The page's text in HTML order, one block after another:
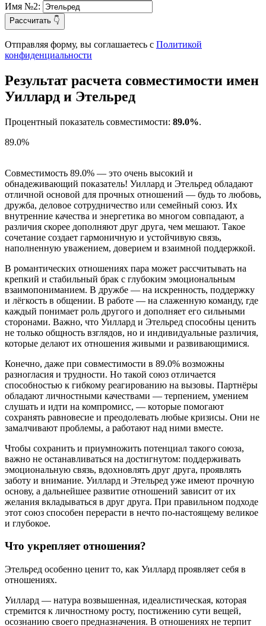
Имя №2:
Рассчитать 👇
Отправляя форму, вы соглашаетесь с Политикой
конфиденциальности
Результат расчета совместимости имен
Уиллард и Этельред
Процентный показатель совместимости: 89.0%.
89.0%
Совместимость 89.0% — это очень высокий и
обнадеживающий показатель! Уиллард и Этельред обладают
отличной основой для прочных отношений — будь то любовь,
дружба, деловое сотрудничество или семейный союз. Их
внутренние качества и энергетика во многом совпадают, а
различия скорее дополняют друг друга, чем мешают. Такое
сочетание создает гармоничную и устойчивую связь,
наполненную уважением, доверием и взаимной поддержкой.
В романтических отношениях пара может рассчитывать на
крепкий и стабильный брак с глубоким эмоциональным
взаимопониманием. В дружбе — на искренность, поддержку
и лёгкость в общении. В работе — на слаженную команду, где
каждый понимает роль другого и дополняет его сильными
сторонами. Важно, что Уиллард и Этельред способны ценить
не только общность взглядов, но и индивидуальные различия,
которые делают их отношения живыми и развивающимися.
Конечно, даже при совместимости в 89.0% возможны
разногласия и трудности. Но такой союз отличается
способностью к гибкому реагированию на вызовы. Партнёры
обладают личностными качествами — терпением, умением
слушать и идти на компромисс, — которые помогают
сохранять равновесие и преодолевать любые кризисы. Они не
замалчивают проблемы, а работают над ними вместе.
Чтобы сохранить и приумножить потенциал такого союза,
важно не останавливаться на достигнутом: поддерживать
эмоциональную связь, вдохновлять друг друга, проявлять
заботу и внимание. Уиллард и Этельред уже имеют прочную
основу, а дальнейшее развитие отношений зависит от их
желания вкладываться в друг друга. При правильном подходе
этот союз способен перерасти в нечто по-настоящему великое
и глубокое.
Что укрепляет отношения?
Этельред особенно ценит то, как Уиллард проявляет себя в
отношениях.
Уиллард — натура возвышенная, идеалистическая, которая
стремится к личностному росту, постижению сути вещей,
осознанию своего предназначения. В отношениях не терпит